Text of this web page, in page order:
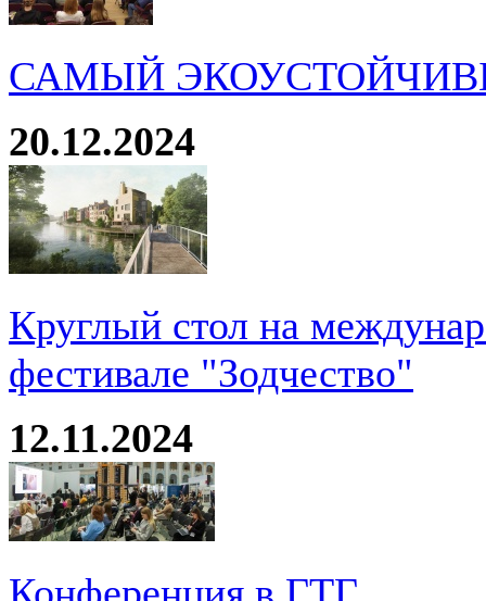
САМЫЙ
20.12.2024
Круглый стол на
фестивале "Зодчество"
12.11.2024